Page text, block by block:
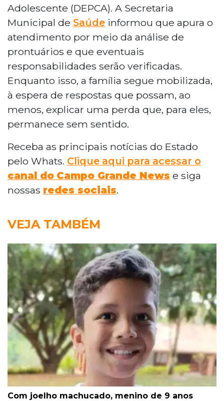
Adolescente (DEPCA). A Secretaria
Municipal de Saúde informou que apura o
atendimento por meio da análise de
prontuários e que eventuais
responsabilidades serão verificadas.
Enquanto isso, a família segue mobilizada,
à espera de respostas que possam, ao
menos, explicar uma perda que, para eles,
permanece sem sentido.
Receba as principais notícias do Estado
pelo Whats. Clique aqui para acessar o
canal do Campo Grande News e siga
nossas redes sociais.
VEJA TAMBÉM
Com joelho machucado, menino de 9 anos